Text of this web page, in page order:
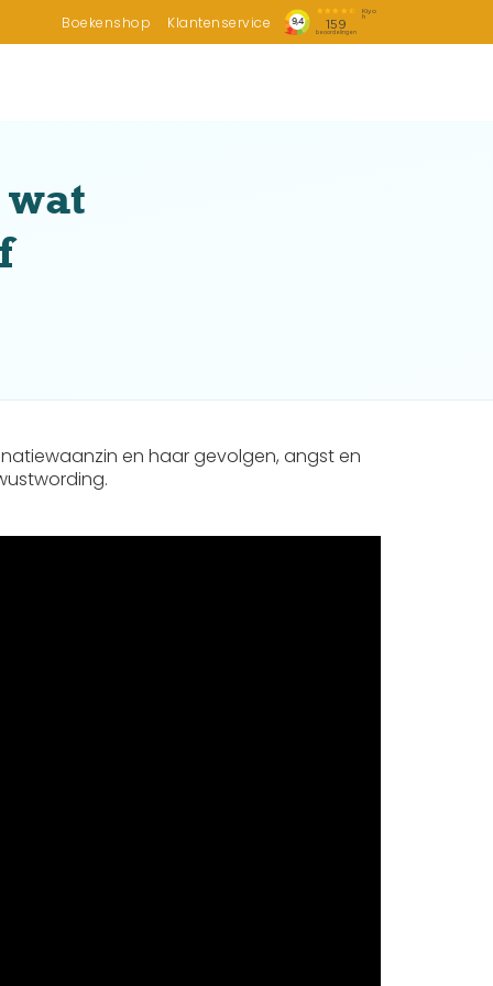
Boekenshop Klantenservice
wat
en haar gevolgen, angst en